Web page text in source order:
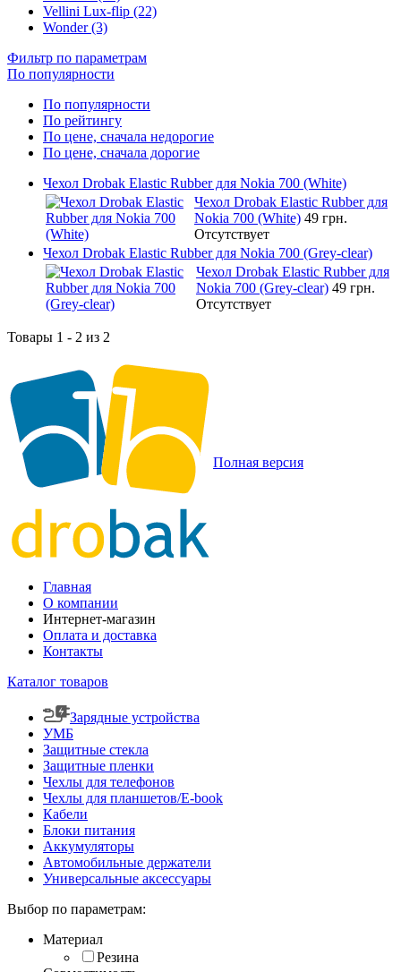
Vellini Lux-flip (22)
Wonder (3)
Фильтр по параметрам
По популярности
По популярности
По рейтингу
По цене, сначала недорогие
По цене, сначала дорогие
Чехол Drobak Elastic Rubber для Nokia 700 (White)
Чехол Drobak Elastic Rubber для
Nokia 700 (White) 49 грн.
Отсутствует
Чехол Drobak Elastic Rubber для Nokia 700 (Grey-clear)
Чехол Drobak Elastic Rubber для
Nokia 700 (Grey-clear) 49 грн.
Отсутствует
Товары 1 - 2 из 2
Полная версия
Главная
О компании
Интернет-магазин
Оплата и доставка
Контакты
Каталог товаров
Зарядные устройства
УМБ
Защитные стекла
Защитные пленки
Чехлы для телефонов
Чехлы для планшетов/E-book
Кабели
Блоки питания
Аккумуляторы
Автомобильные держатели
Универсальные аксессуары
Выбор по параметрам:
Материал
Резина